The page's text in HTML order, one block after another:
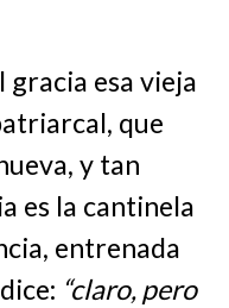
gracia esa vieja
que
y tan
es la cantinela
entrenada
“claro, pero